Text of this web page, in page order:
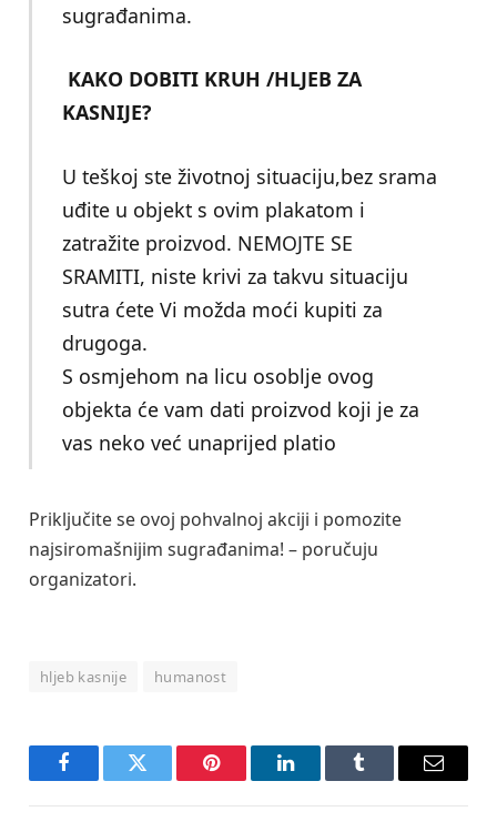
sugrađanima.
KAKO DOBITI KRUH /HLJEB ZA
KASNIJE?
U teškoj ste životnoj situaciju,bez srama
uđite u objekt s ovim plakatom i
zatražite proizvod. NEMOJTE SE
SRAMITI, niste krivi za takvu situaciju
sutra ćete Vi možda moći kupiti za
drugoga.
S osmjehom na licu osoblje ovog
objekta će vam dati proizvod koji je za
vas neko već unaprijed platio
Priključite se ovoj pohvalnoj akciji i pomozite
najsiromašnijim sugrađanima! – poručuju
organizatori.
hljeb kasnije humanost
FacebookTwitter Pinterest LinkedInTumblr Email